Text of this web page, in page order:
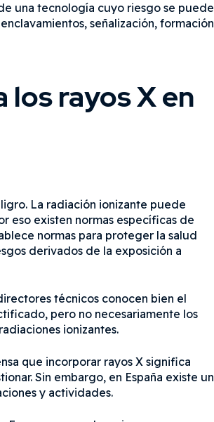
una tecnología cuyo riesgo se puede
señalización, formación
los rayos X en
La radiación ionizante puede
eso existen normas específicas de
normas para proteger la salud
derivados de la exposición a
técnicos conocen bien el
pero no necesariamente los
ionizantes.
que incorporar rayos X significa
Sin embargo, en España existe un
y actividades.